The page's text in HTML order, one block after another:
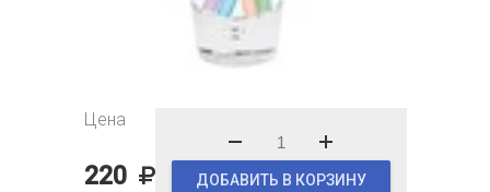
Цена
220 ДОБАВИТЬ В КОРЗИНУ